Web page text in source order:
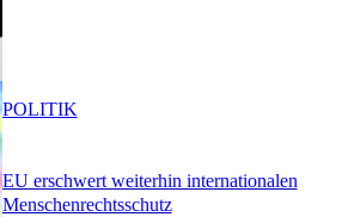
EU erschwert weiterhin internationalen
Menschenrechtsschutz
POLITIK